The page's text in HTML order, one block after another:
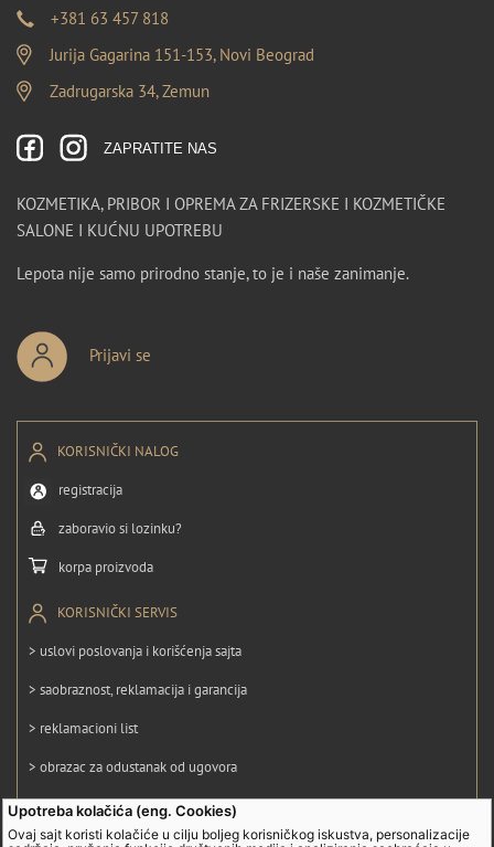
Upotreba kolačića (eng. Cookies)
Ovaj sajt koristi kolačiće u cilju boljeg korisničkog iskustva, personalizacije
+381 63 457 818
Jurija Gagarina 151-153, Novi Beograd
Zadrugarska 34, Zemun
ZAPRATITE NAS
KOZMETIKA, PRIBOR I OPREMA ZA FRIZERSKE I KOZMETIČKE
SALONE I KUĆNU UPOTREBU
Lepota nije samo prirodno stanje, to je i naše zanimanje.
Prijavi se
KORISNIČKI NALOG
registracija
zaboravio si lozinku?
korpa proizvoda
KORISNIČKI SERVIS
> uslovi poslovanja i korišćenja sajta
> saobraznost, reklamacija i garancija
> reklamacioni list
> obrazac za odustanak od ugovora
> politika privatnosti